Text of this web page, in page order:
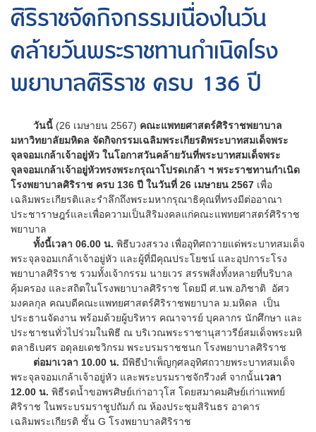
ศิริราชจัดกิจกรรมเนื่องในวัน
คล้ายวันพระราชทานกำเนิดโรง
พยาบาลศิริราช ครบ 136 ปี
วันนี้ (26 เมษายน 2567) คณะแพทยศาสตร์ศิริราชพยาบาล
มหาวิทยาลัยมหิดล จัดกิจกรรมเฉลิมพระเกียรติพระบาทสมเด็จพระ
จุลจอมเกล้าเจ้าอยู่หัว ในโอกาสวันคล้ายวันที่พระบาทสมเด็จพระ
จุลจอมเกล้าเจ้าอยู่หัวทรงพระกรุณาโปรดเกล้า ฯ พระราชทานกำเนิด
โรงพยาบาลศิริราช ครบ 136 ปี ในวันที่ 26 เมษายน 2567 เพื่อ
เฉลิมพระเกียรติและรำลึกถึงพระมหากรุณาธิคุณที่ทรงมีต่ออาณา
ประชาราษฎร์และเพื่อความเป็นสิริมงคลแก่คณะแพทยศาสตร์ศิริราช
พยาบาล
ทั้งนี้เวลา 06.00 น. พิธีบวงสรวง เพื่ออุทิศถวายแด่พระบาทสมเด็จ
พระจุลจอมเกล้าเจ้าอยู่หัว และผู้ที่มีคุณประโยชน์ และอุปการะโรง
พยาบาลศิริราช รวมทั้งเจ้ากรรม นายเวร สรรพสิ่งทั้งหลายที่บริบาล
คุ้มครอง และสถิตในโรงพยาบาลศิริราช โดยมี ศ.นพ.อภิชาติ อัศว
มงคลกุล คณบดีคณะแพทยศาสตร์ศิริราชพยาบาล ม.มหิดล เป็น
ประธานจัดงาน พร้อมด้วยผู้บริหาร คณาจารย์ บุคลากร นักศึกษา และ
ประชาชนทั่วไปร่วมในพิธี ณ บริเวณพระราชานุสาวรีย์สมเด็จพระมหิ
ตลาธิเบศร อดุลยเดชวิกรม พระบรมราชชนก โรงพยาบาลศิริราช
ต่อมาเวลา 10.00 น. มีพิธีบำเพ็ญกุศลอุทิศถวายพระบาทสมเด็จ
พระจุลจอมเกล้าเจ้าอยู่หัว และพระบรมราชจักรีวงศ์ จากนั้นเวลา
12.00 น. พิธีรดน้ำขอพรศิษย์เก่าอาวุโส โดยสมาคมศิษย์เก่าแพทย์
ศิริราช ในพระบรมราชูปถัมภ์ ณ ห้องประชุมสิรินธร อาคาร
เฉลิมพระเกียรติ ชั้น G โรงพยาบาลศิริราช